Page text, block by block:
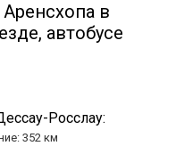
в
автобусе
Росслау:
352 км